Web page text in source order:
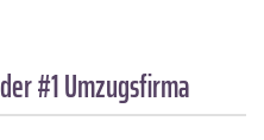
#1 Umzugsfirma